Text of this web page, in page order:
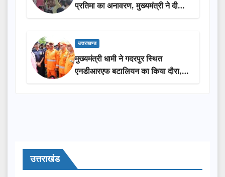
प्रतिमा का अनावरण, मुख्यमंत्री ने दी
₹3.85 करोड़ की विकास परियोजनाओं
उत्तराखण्ड
मुख्यमंत्री धामी ने गदरपुर स्थित
एनडीआरएफ बटालियन का किया दौरा,
आपदा प्रबंधन तैयारियों का लिया जायजा
उत्तराखंड